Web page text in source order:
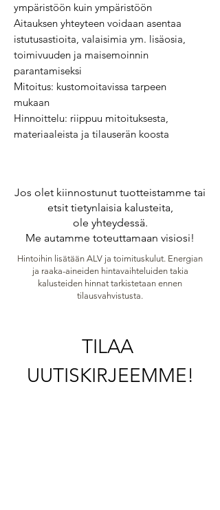
ympäristöön kuin ympäristöön
Aitauksen yhteyteen voidaan asentaa
istutusastioita, valaisimia ym. lisäosia,
toimivuuden ja maisemoinnin
parantamiseksi
Mitoitus: kustomoitavissa tarpeen
mukaan
Hinnoittelu: riippuu mitoituksesta,
materiaaleista ja tilauserän koosta
Jos olet kiinnostunut tuotteistamme tai
etsit tietynlaisia kalusteita,
ole yhteydessä.
Me autamme toteuttamaan visiosi!
Hintoihin lisätään ALV ja toimituskulut. Energian
ja raaka-aineiden hintavaihteluiden takia
kalusteiden hinnat tarkistetaan ennen
tilausvahvistusta.
TILAA
UUTISKIRJEEMME!